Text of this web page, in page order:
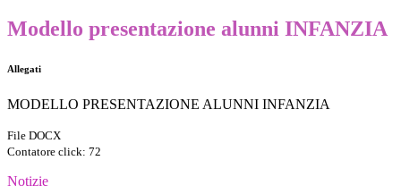
Modello presentazione alunni INFANZIA
Allegati
MODELLO PRESENTAZIONE ALUNNI INFANZIA
File DOCX
Contatore click: 72
Notizie